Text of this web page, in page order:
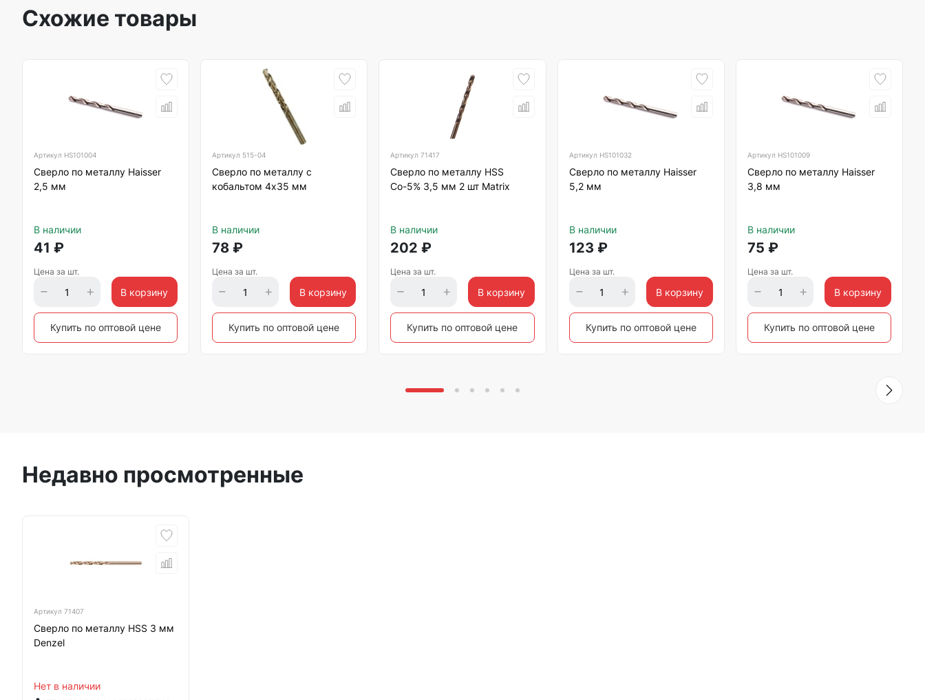
Схожие товары
Артикул HS101004
Сверло по металлу Haisser
2,5 мм
В наличии
41 ₽
Цена за шт.
В корзину
Купить по оптовой цене
Артикул 515-04
Сверло по металлу с
кобальтом 4х35 мм
В наличии
78 ₽
Цена за шт.
В корзину
Купить по оптовой цене
Артикул71417
Сверло по металлу HSS
Со-5% 3,5 мм 2 шт Matrix
В наличии
202 ₽
Цена за шт.
В корзину
Купить по оптовой цене
Артикул HS101032
Сверло по металлу Haisser
5,2 мм
В наличии
123 ₽
Цена за шт.
В корзину
Купить по оптовой цене
Артикул HS101009
Сверло по металлу Haisser
3,8 мм
В наличии
75 ₽
Цена за шт.
В корзину
Купить по оптовой цене
Недавно просмотренные
Артикул 71407
Сверло по металлу HSS 3 мм
Denzel
Нет в наличии